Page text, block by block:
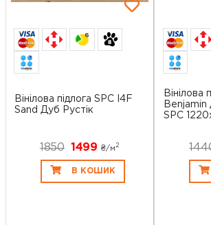
6
Вінілова підлога SPC I4F
Sand Дуб Рустік
1850 1499 ₴/м 2
В КОШИК
Вінілова
SPC